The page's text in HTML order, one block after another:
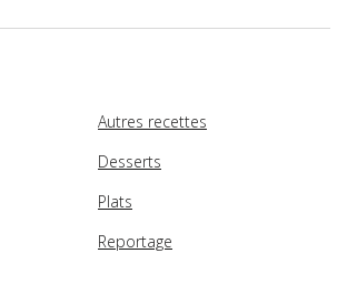
Autres recettes
Desserts
Plats
Reportage